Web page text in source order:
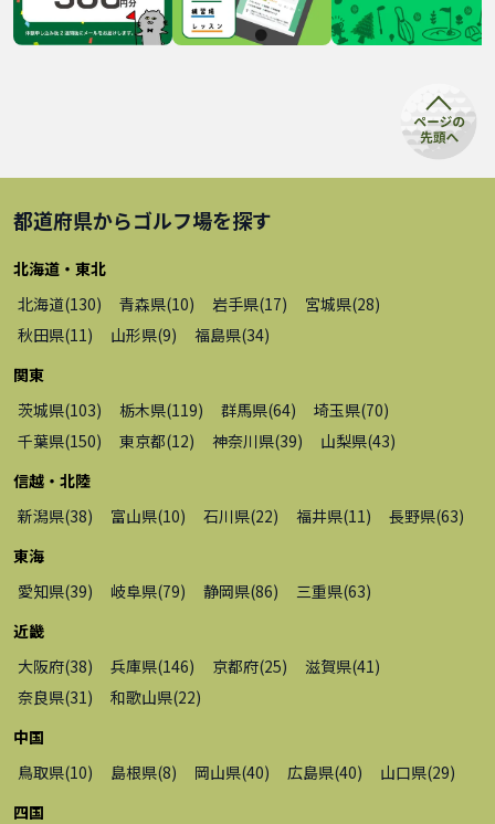
都道府県からゴルフ場を探す
北海道・東北
北海道(130) 青森県(10) 岩手県(17) 宮城県(28)
秋田県(11 ) 山形県(9) 福島県(34)
関東
茨城県(103) 栃木県(119) 群馬県(64) 埼玉県(70)
千葉県(150) 東京都(12) 神奈川県(39) 山梨県(43)
信越・北陸
新潟県(38) 富山県(10) 石川県(22) 福井県(11 ) 長野県(63)
東海
愛知県(39) 岐阜県(79) 静岡県(86) 三重県(63)
近畿
大阪府(38) 兵庫県(146) 京都府(25) 滋賀県(41 )
奈良県(31 ) 和歌山県(22)
中国
鳥取県(10) 島根県(8) 岡山県(40) 広島県(40) 山口県(29)
四国